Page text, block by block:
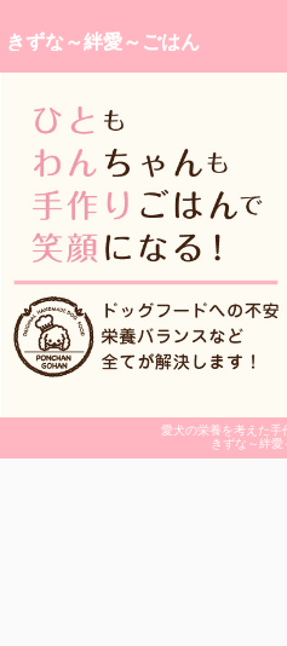
愛犬の栄養を考えた手
きずな～絆愛
きずな～絆愛～ごはん